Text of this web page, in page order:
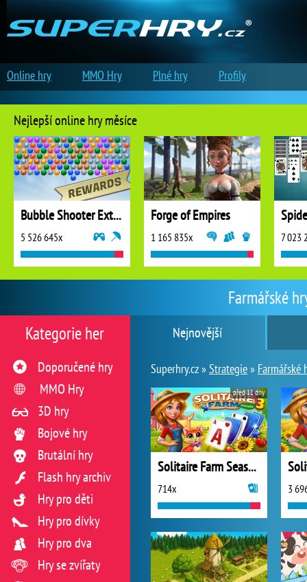
Farmářské
Nejnovější
Superhry.cz »Strategie» Farmářské
Solitaire Farm Seasons 3
714x
před 11 dny
3
Kategorie her
Doporučené hry
MMO Hry
3D hry
Bojové hry
Brutální hry
Flash hry archiv
Hry pro děti
Hry pro dívky
Hry pro dva
Hry se zvířaty
Nejlepší online hry měsíce
Bubble Shooter Extreme
5 526 645x
Forge of Empires
1 165 835x 7 023
Online hry MMO Hry Plné hry Profily